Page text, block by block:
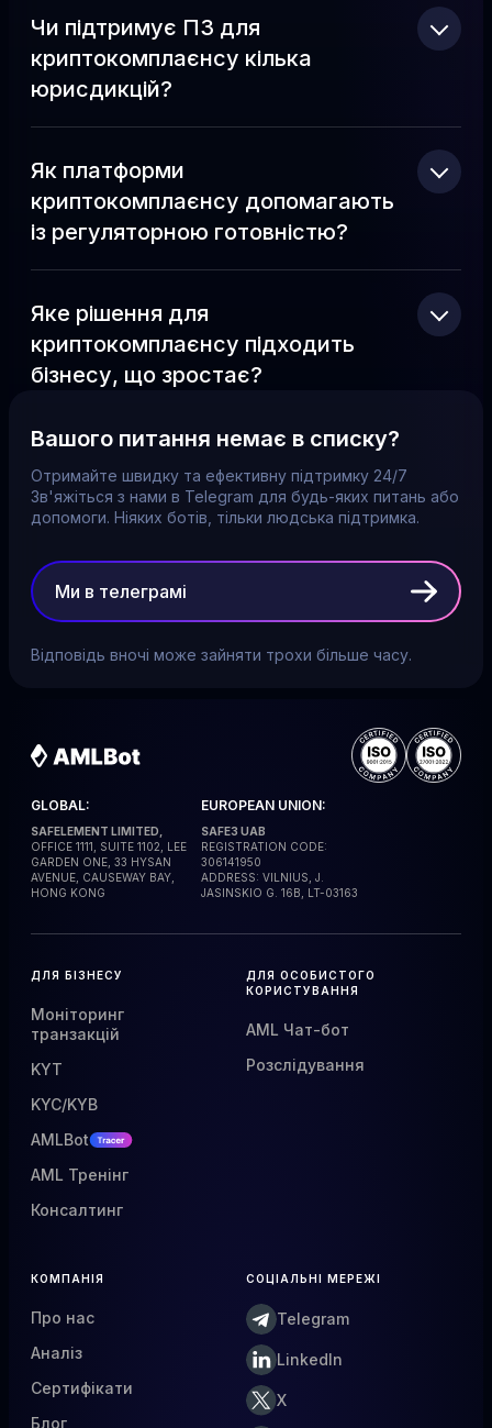
Вашого питання немає в списку?
Отримайте швидку та ефективну підтримку 24/7
Зв'яжіться з нами в Telegram для будь-яких питань або
допомоги. Ніяких ботів, тільки людська підтримка.
Ми в телеграмі
Відповідь вночі може зайняти трохи більше часу.
Чи підтримує ПЗ для
криптокомплаєнсу кілька
юрисдикцій?
Як платформи
криптокомплаєнсу допомагають
із регуляторною готовністю?
Яке рішення для
криптокомплаєнсу підходить
бізнесу, що зростає?
GLOBAL:
SAFELEMENT LIMITED,
OFFICE 1111, SUITE 1102, LEE
GARDEN ONE, 33 HYSAN
AVENUE, CAUSEWAY BAY,
HONG KONG
EUROPEAN UNION:
SAFE3 UAB
REGISTRATION CODE:
306141950
ADDRESS: VILNIUS, J.
JASINSKIO G. 16B, LT-03163
ДЛЯ БІЗНЕСУ
Моніторинг
транзакцій
KYT
KYC/KYB
AMLBot
AML Тренінг
Консалтинг
ДЛЯ ОСОБИСТОГО
КОРИСТУВАННЯ
AML Чат-бот
Розслідування
КОМПАНІЯ
Про нас
Аналіз
Сертифікати
Блог
СОЦІАЛЬНІ МЕРЕЖІ
Telegram
LinkedIn
X